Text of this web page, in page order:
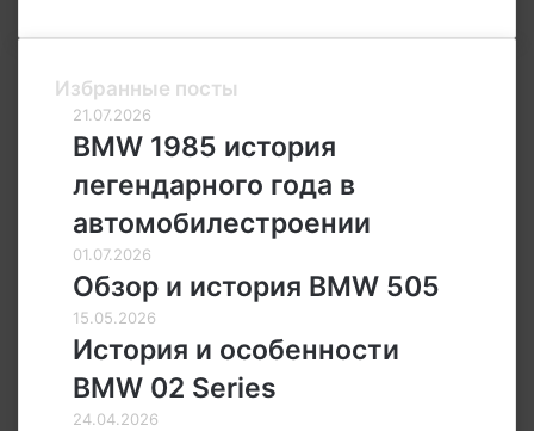
Избранные посты
BMW
1985
легендарного
года
в
автомобилестроении
21.07.2026
BMW 1985 история
легендарного года в
автомобилестроении
Обзор
и
BMW
505
01.07.2026
Обзор и история BMW 505
История
и
особенности
BMW
02
15.05.2026
История и особенности
BMW 02 Series
История
24.04.2026